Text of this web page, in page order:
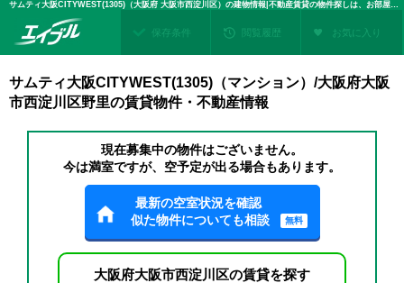
サムティ大阪CITYWEST(1305)（大阪府 大阪市西淀川区）の建物情報|不動産賃貸の物件探しは、お部屋探しのエイブル
保存条件 閲覧履歴 お気に入り
サムティ大阪CITYWEST(1305)（マンション）/大阪府大阪
市西淀川区野里の賃貸物件・不動産情報
現在募集中の物件はございません。
今は満室ですが、空予定が出る場合もあります。
最新の空室状況を確認
似た物件についても相談
無料
大阪府大阪市西淀川区の賃貸を探す